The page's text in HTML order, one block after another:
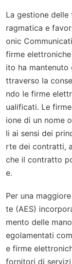
La gestione
ragmatica e
onic
firme
ito ha mantenuto
ttraverso la
ndo le firme
ualificati. Le
ione di un nome
li ai sensi dei
rte dei contratti,
che il contratto
e.
Per una
te (AES)
mento delle
egolamentati
e firme
fornitori di